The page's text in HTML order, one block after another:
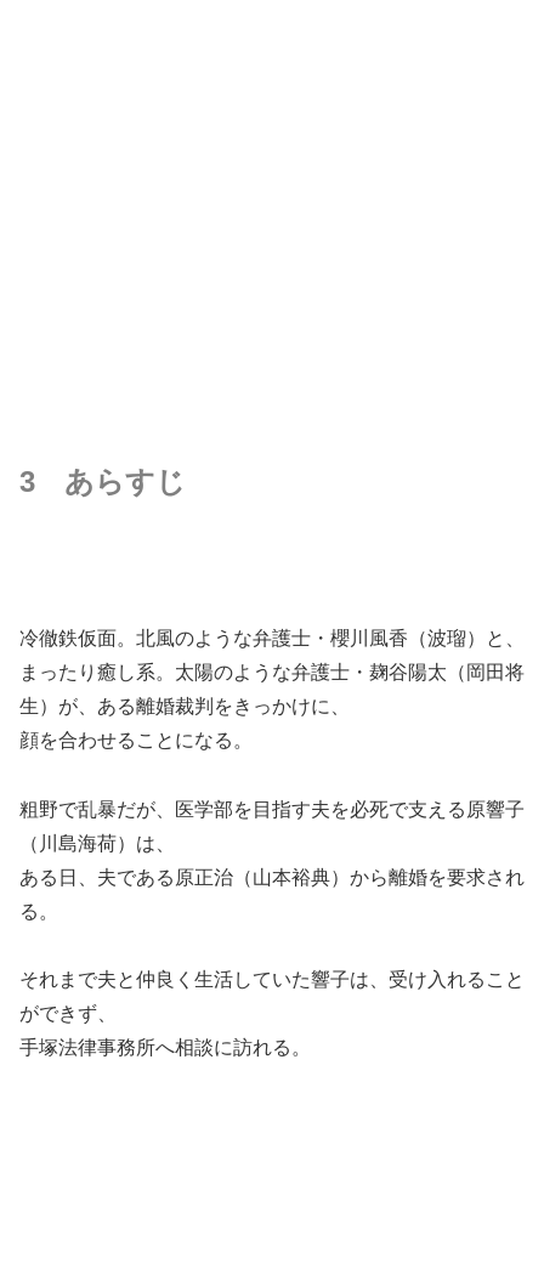
3 あらすじ
冷徹鉄仮面。北風のような弁護士・櫻川風香（波瑠）と、
まったり癒し系。太陽のような弁護士・麹谷陽太（岡田将
生）が、ある離婚裁判をきっかけに、
顔を合わせることになる。
粗野で乱暴だが、医学部を目指す夫を必死で支える原響子
（川島海荷）は、
ある日、夫である原正治（山本裕典）から離婚を要求され
る。
それまで夫と仲良く生活していた響子は、受け入れること
ができず、
手塚法律事務所へ相談に訪れる。